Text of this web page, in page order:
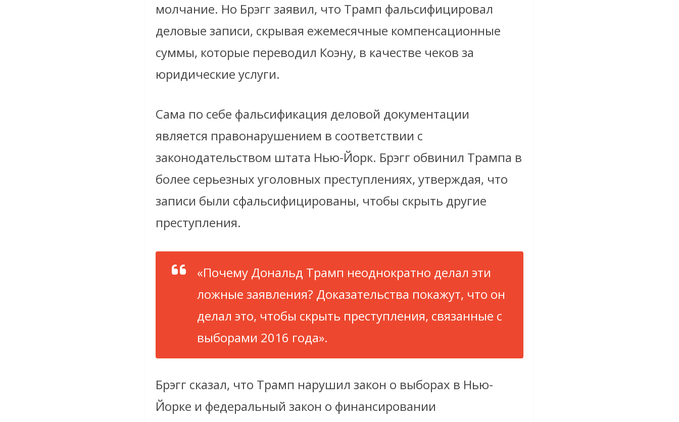
молчание. Но Брэгг заявил, что Трамп фальсифицировал
деловые записи, скрывая ежемесячные компенсационные
суммы, которые переводил Коэну, в качестве чеков за
юридические услуги.
Сама по себе фальсификация деловой документации
является правонарушением в соответствии с
законодательством штата Нью-Йорк. Брэгг обвинил Трампа в
более серьезных уголовных преступлениях, утверждая, что
записи были сфальсифицированы, чтобы скрыть другие
преступления.
«Почему Дональд Трамп неоднократно делал эти
ложные заявления? Доказательства покажут, что он
делал это, чтобы скрыть преступления, связанные с
выборами 2016 года».
Брэгг сказал, что Трамп нарушил закон о выборах в Нью-
Йорке и федеральный закон о финансировании